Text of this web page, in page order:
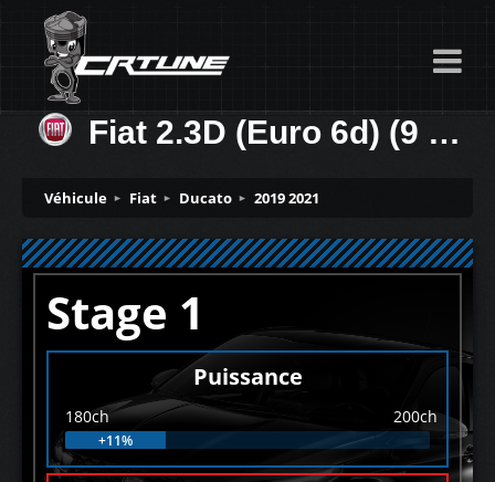
Fiat 2.3D (Euro 6d) (9 Speed) 180ch
Véhicule Fiat Ducato 2019 2021
Stage 1
Puissance
180ch 200ch
+11%